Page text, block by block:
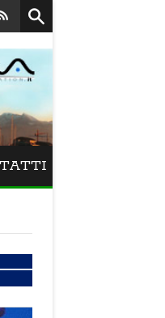
- La direttrice lucchese Beatrice